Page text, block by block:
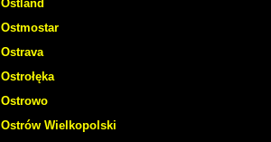
Ostland
Ostmostar
Ostrava
Ostrołęka
Ostrowo
Ostrów Wielkopolski